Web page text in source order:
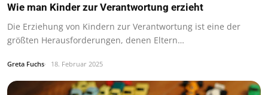
Wie man Kinder zur Verantwortung erzieht
Die Erziehung von Kindern zur Verantwortung ist eine der
größten Herausforderungen, denen Eltern…
Greta Fuchs 18. Februar 2025